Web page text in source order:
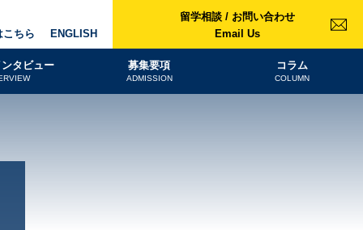
こちら ENGLISH
留学相談 / お問い合わせ
Email Us
タビュー 募集要項
ADMISSION
コラム
COLUMN